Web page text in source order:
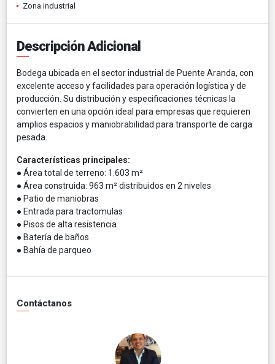
Zona industrial
Descripción Adicional
Bodega ubicada en el sector industrial de Puente Aranda, con
excelente acceso y facilidades para operación logística y de
producción. Su distribución y especificaciones técnicas la
convierten en una opción ideal para empresas que requieren
amplios espacios y maniobrabilidad para transporte de carga
pesada.
Características principales:
● Área total de terreno: 1.603 m²
● Área construida: 963 m² distribuidos en 2 niveles
● Patio de maniobras
● Entrada para tractomulas
● Pisos de alta resistencia
● Batería de baños
● Bahía de parqueo
Contáctanos